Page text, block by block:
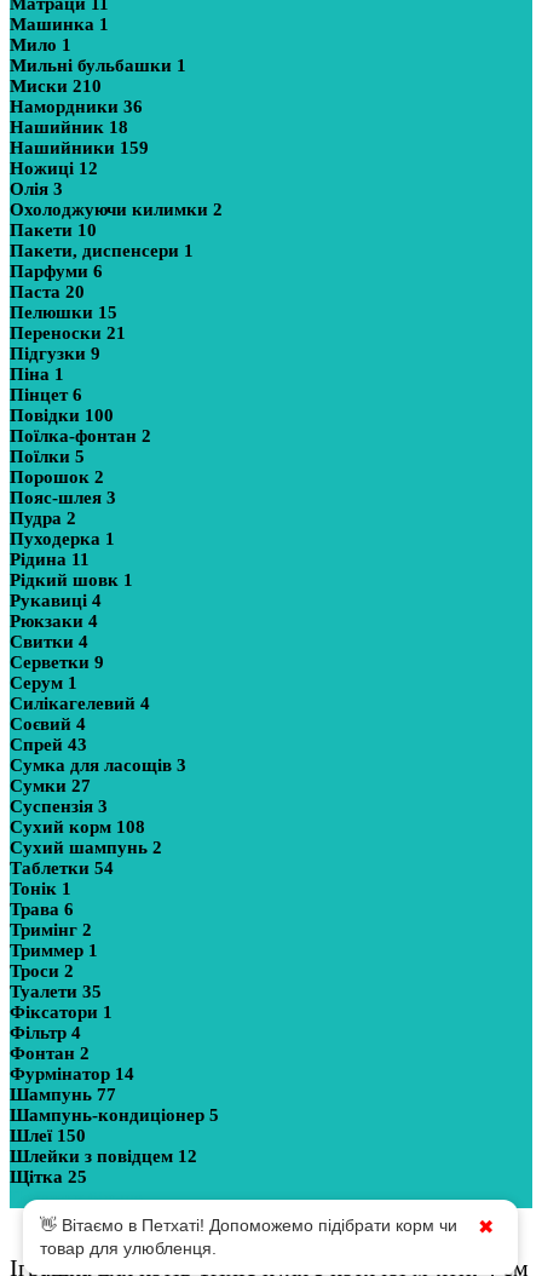
Машинка 1
Мило 1
Мильні бульбашки 1
Миски 210
Намордники 36
Нашийник 18
Нашийники 159
Ножиці 12
Олія 3
Охолоджуючи килимки 2
Пакети 10
Пакети, диспенсери 1
Парфуми 6
Паста 20
Пелюшки 15
Переноски 21
Підгузки 9
Піна 1
Пінцет6
Повідки 100
Поїлка-фонтан 2
Поїлки 5
Порошок 2
Пояс-шлея 3
Пудра 2
Пуходерка 1
Рідина 11
Рідкий шовк 1
Рукавиці 4
Рюкзаки 4
Свитки 4
Серветки 9
Серум 1
Силікагелевий 4
Соєвий 4
Спрей 43
Сумка для ласощів 3
Сумки 27
Суспензія 3
Сухий корм 108
Сухий шампунь 2
Таблетки 54
Тонік 1
Трава 6
Тримінг 2
Триммер 1
Троси 2
Туалети 35
Фіксатори 1
Фільтр 4
Фонтан 2
Фурмінатор 14
Шампунь 77
Шампунь-кондиціонер 5
Шлеї 150
Шлейки з повідцем 12
Щітка 25
Показати більше
Іграшка для котів Trixie куля з котячої м’яти, 4 см
👋 Вітаємо в Петхаті! Допоможемо підібрати корм чи
товар для улюбленця.
✖